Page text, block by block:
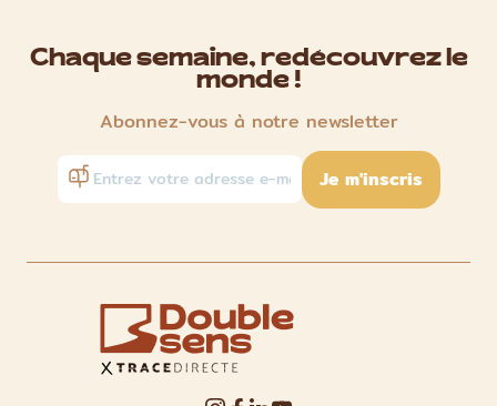
Chaque semaine, redécouvrez le
monde !
Abonnez-vous à notre newsletter
Je m'inscris